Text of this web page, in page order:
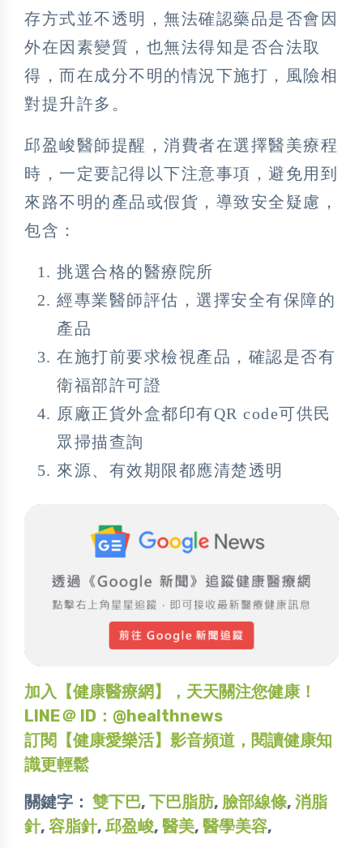
存方式並不透明，無法確認藥品是否會因
外在因素變質，也無法得知是否合法取
得，而在成分不明的情況下施打，風險相
對提升許多。
邱盈峻醫師提醒，消費者在選擇醫美療程
時，一定要記得以下注意事項，避免用到
來路不明的產品或假貨，導致安全疑慮，
包含：
挑選合格的醫療院所
經專業醫師評估，選擇安全有保障的
產品
在施打前要求檢視產品，確認是否有
衛福部許可證
原廠正貨外盒都印有QR code可供民
眾掃描查詢
來源、有效期限都應清楚透明
加入【健康醫療網】，天天關注您健康！
LINE＠ ID：@healthnews
訂閱【健康愛樂活】影音頻道，閱讀健康知
識更輕鬆
關鍵字： 雙下巴, 下巴脂肪, 臉部線條, 消脂
針, 容脂針, 邱盈峻, 醫美, 醫學美容,